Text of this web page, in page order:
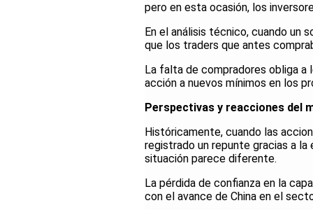
pero en esta ocasión, los
En el análisis técnico, cuando un
que los traders que antes
La falta de compradores obliga a
acción a nuevos mínimos en los
Perspectivas y reacciones del
Históricamente, cuando las
registrado un repunte gracias a
situación parece diferente.
La pérdida de confianza en la
con el avance de China en el